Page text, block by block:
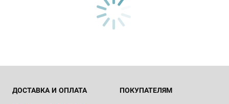
ДОСТАВКА И ОПЛАТА ПОКУПАТЕЛЯМ